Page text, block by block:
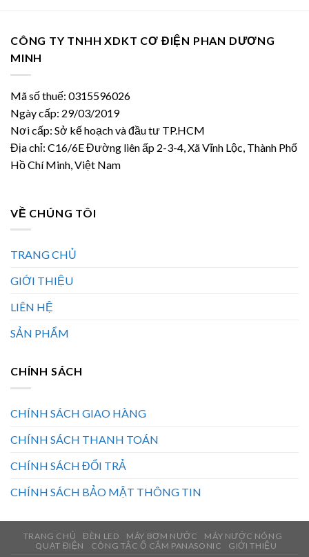
CÔNG TY TNHH XDKT CƠ ĐIỆN PHAN DƯƠNG
MINH
Mã số thuế: 0315596026
Ngày cấp: 29/03/2019
Nơi cấp: Sở kế hoạch và đầu tư TP.HCM
Địa chỉ: C16/6E Đường liên ấp 2-3-4, Xã Vĩnh Lộc, Thành Phố
Hồ Chí Minh, Việt Nam
VỀ CHÚNG TÔI
TRANG CHỦ
GIỚI THIỆU
LIÊN HỆ
SẢN PHẨM
CHÍNH SÁCH
CHÍNH SÁCH GIAO HÀNG
CHÍNH SÁCH THANH TOÁN
CHÍNH SÁCH ĐỔI TRẢ
CHÍNH SÁCH BẢO MẬT THÔNG TIN
TRANG CHỦ ĐÈN LED MÁY BƠM NƯỚC
MÁY NƯỚC NÓNG
QUẠT ĐIỆN
CÔNG TẮC Ổ CẮM PANASONIC GIỚI THIỆU